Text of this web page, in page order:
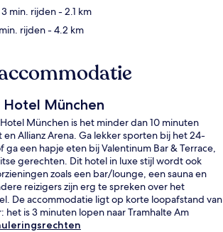
min. rijden- 2.1 km
rijden- 4.2 km
München
München is het minder dan 10 minuten
Allianz Arena. Ga lekker sporten bij het 24-
ga een hapje eten bij Valentinum Bar & Terrace,
gerechten. Dit hotel in luxe stijl wordt ook
zoals een bar/lounge, een sauna en
reizigers zijn erg te spreken over het
De accommodatie ligt op korte loopafstand van
het is 3 minuten lopen naar Tramhalte Am
naar Tramhalte Schwabinger Tor.